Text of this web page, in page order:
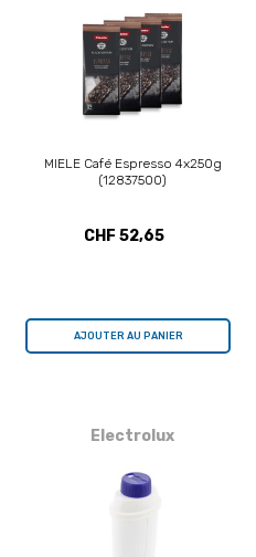
MIELE Café Espresso 4x250g
(12837500)
CHF 52,65
AJOUTER AU PANIER
Electrolux